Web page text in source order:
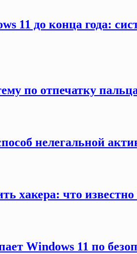
11 до конца года:
по отпечатку
нелегальной
хакера: что
Windows 11 по